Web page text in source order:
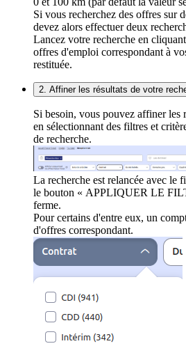
Si vous recherchez des offres sur
devez alors effectuer deux
Lancez votre recherche en
offres d'emploi correspondant à
restituée.
2. Affiner les résultats de votre
Si besoin, vous pouvez affiner les
en sélectionnant des filtres et
de recherche.
La recherche est relancée avec le
le bouton « APPLIQUER LE
ferme.
Pour certains d'entre eux, un
d'offres correspondant.